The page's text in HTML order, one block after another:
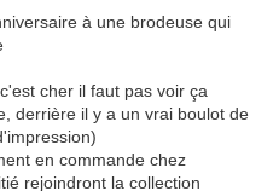
à une brodeuse qui
cher il faut pas voir ça
derrière il y a un vrai boulot de
en commande chez
rejoindront la collection